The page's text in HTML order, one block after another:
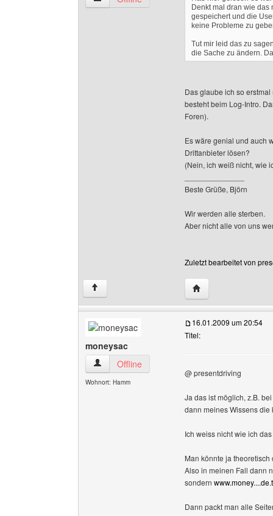
Denkt mal dran wie
gespeichert und die
keine Probleme zu
Tut mir leid das zu
die Sache zu ändern.
Das glaube ich so
besteht beim Log-Intro.
Foren).
Es wäre genial und auch
Drittanbieter lösen?
(Nein, ich weiß nicht, wie
Beste Grüße, Björn
Wir werden alle sterben.
Aber nicht alle von uns
Zuletzt bearbeitet von
↑ Website dieses
moneysac
moneysac Benutzer-Profile anzeigen
Offline
Wohnort: Hamm
16.01.2009 um 20:54
Titel:
@ presentdriving
Ja das ist möglich, z.B.
dann meines Wissens
Ich weiss nicht wie ich
Man könnte ja
Also in meinen Fall dann
sondern
Dann packt man alle